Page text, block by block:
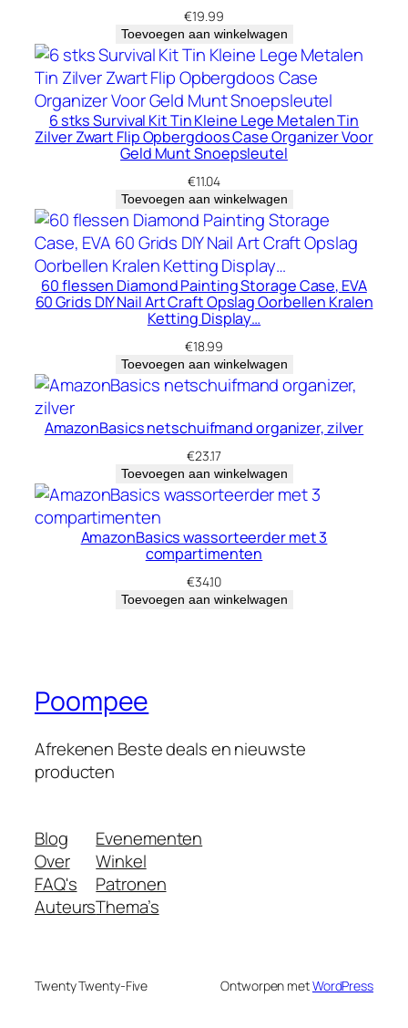
€19.99
Toevoegen aan winkelwagen
6 stks Survival Kit Tin Kleine Lege Metalen Tin
Zilver Zwart Flip Opbergdoos Case Organizer Voor
Geld Munt Snoepsleutel
€11.04
Toevoegen aan winkelwagen
60 flessen Diamond Painting Storage Case, EVA
60 Grids DIY Nail Art Craft Opslag Oorbellen Kralen
Ketting Display…
€18.99
Toevoegen aan winkelwagen
AmazonBasics netschuifmand organizer, zilver
€23.17
Toevoegen aan winkelwagen
AmazonBasics wassorteerder met 3
compartimenten
€34.10
Toevoegen aan winkelwagen
Poompee
Afrekenen Beste deals en nieuwste
producten
Blog
Over
FAQ's
Auteurs
Evenementen
Winkel
Patronen
Thema’s
Twenty Twenty-Five Ontworpen metWordPress